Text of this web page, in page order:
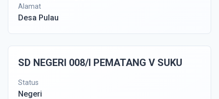
Alamat
Desa Pulau
SD NEGERI 008/I PEMATANG V SUKU
Status
Negeri